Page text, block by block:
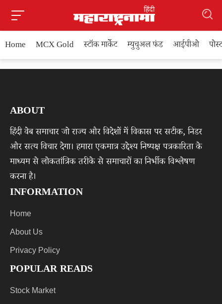
Home MCX Gold स्टॉक मार्केट म्युचुअल फंड आईपीओ
ABOUT
हिंदी वेब समाचार जो राज्य और विदेशों में विकास पर सटीक, निडर
और सत्य विचार देगा। हमारा एकमात्र उद्देश्य निष्पक्ष पत्रकारिता के
माध्यम से लोकतांत्रिक तरीके से समाचारों का निर्भीक विश्लेषण
करना है।
INFORMATION
Home
About Us
Privacy Policy
POPULAR READS
Stock Market